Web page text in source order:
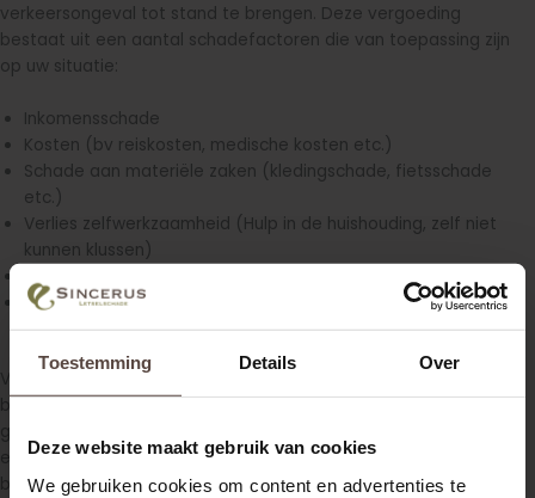
Toestemming Details Over
Deze website maakt gebruik van cookies
We gebruiken cookies om content en advertenties te
verkeersongeval tot stand te brengen. Deze vergoeding
bestaat uit een aantal schadefactoren die van toepassing zijn
op uw situatie:
Inkomensschade
Kosten (bv reiskosten, medische kosten etc.)
Schade aan materiële zaken (kledingschade, fietsschade
etc.)
Verlies zelfwerkzaamheid (Hulp in de huishouding, zelf niet
kunnen klussen)
Buitengerechtelijke kosten (kosten van inschakeling
belangenbehartiger)
Vaak kunnen we aan de hand van een eerste gesprek,
bijvoorbeeld telefonisch of een bezoek aan huis een indicatie
geven of u recht heeft op een vergoeding en de hoogte
ervan. Omdat onze diensten vallen onder de schadefactoren
betaalt u zelf niets. Hierdoor loopt u geen enkel risico, ook niet